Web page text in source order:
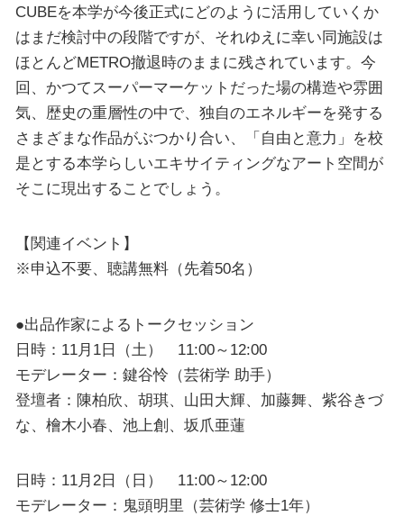
CUBEを本学が今後正式にどのように活用していくか
はまだ検討中の段階ですが、それゆえに幸い同施設は
ほとんどMETRO撤退時のままに残されています。今
回、かつてスーパーマーケットだった場の構造や雰囲
気、歴史の重層性の中で、独自のエネルギーを発する
さまざまな作品がぶつかり合い、「自由と意力」を校
是とする本学らしいエキサイティングなアート空間が
そこに現出することでしょう。
【関連イベント】
※申込不要、聴講無料（先着50名）
●出品作家によるトークセッション
日時：11月1日（土） 11:00～12:00
モデレーター：鍵谷怜（芸術学 助手）
登壇者：陳柏欣、胡琪、山田大輝、加藤舞、紫谷きづ
な、檜木小春、池上創、坂爪亜蓮
日時：11月2日（日） 11:00～12:00
モデレーター：鬼頭明里（芸術学 修士1年）